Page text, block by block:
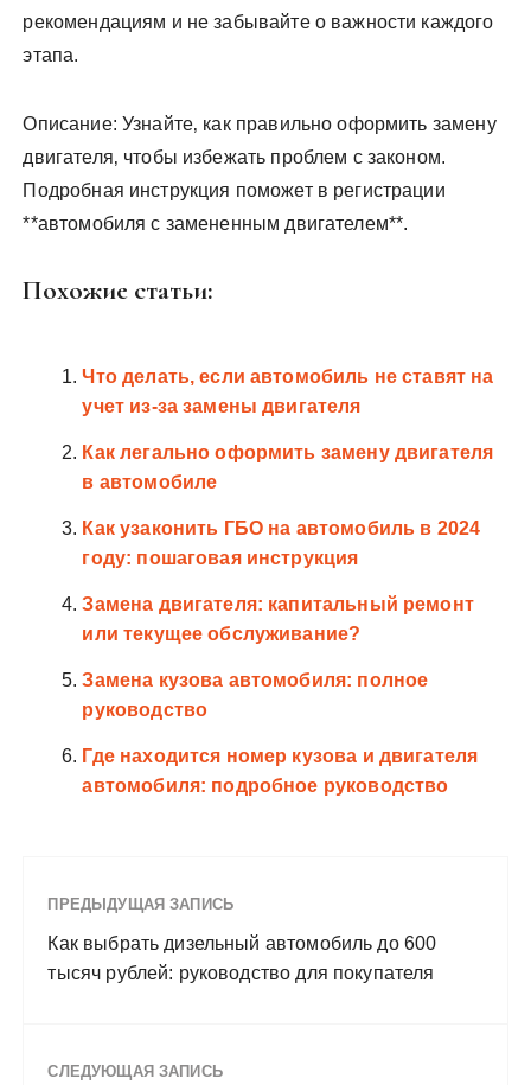
рекомендациям и не забывайте о важности каждого
этапа.
Описание: Узнайте‚ как правильно оформить замену
двигателя‚ чтобы избежать проблем с законом.
Подробная инструкция поможет в регистрации
**автомобиля с замененным двигателем**.
Похожие статьи:
Что делать, если автомобиль не ставят на
учет из-за замены двигателя
Как легально оформить замену двигателя
в автомобиле
Как узаконить ГБО на автомобиль в 2024
году: пошаговая инструкция
Замена двигателя: капитальный ремонт
или текущее обслуживание?
Замена кузова автомобиля: полное
руководство
Где находится номер кузова и двигателя
автомобиля: подробное руководство
ПРЕДЫДУЩАЯ ЗАПИСЬ
Как выбрать дизельный автомобиль до 600
тысяч рублей: руководство для покупателя
СЛЕДУЮЩАЯ ЗАПИСЬ